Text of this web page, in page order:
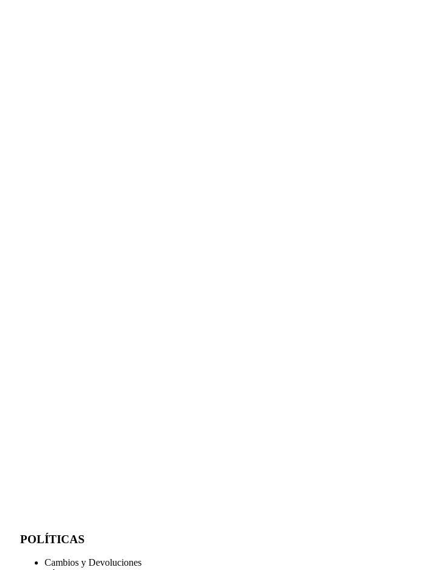
POLÍTICAS
Cambios y Devoluciones